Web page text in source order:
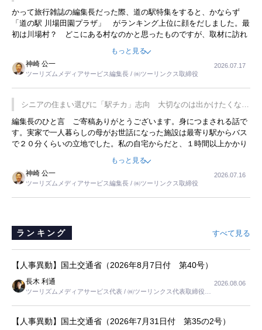
かって旅行雑誌の編集長だった際、道の駅特集をすると、かならず
「道の駅 川場田園プラザ」 がランキング上位に顔をだしました。最
初は川場村？ どこにある村なのかと思ったものですが、取材に訪れ
永井 彰一社長にインタビューしたら、興味深い話が次々が飛び出しま
した。プレゼンも巧みで、今でも思い出すことが２つあります。一つ
は、従業員に東京ディズニーランドを見学させ、サービス業、接客業
の何かを理解してもらっていることです。 もう一つは1800円もする
プレミアムヨーグルトを販売するにあたり、社内に懸念もあったそう
です。永井社長は、駐車場に都内ナンバーの高級外車が停まっている
ことに目をつけ、高級商品でも売れると確信したそうです。今回の記
事を懐かしく読みました。
もっと見る
神崎 公一
ツーリズムメディアサービス編集長 / ㈱ツーリンクス取締役
2026.07.17
シニアの住まい選びに「駅チカ」志向 大切なのは出かけたくなる
暮らし
編集長のひと言 ご寄稿ありがとうございます。身につまされる話で
す。実家で一人暮らしの母がお世話になった施設は最寄り駅からバス
で２０分くらいの立地でした。私の自宅からだと、１時間以上かかり
ました。母の住まいから近いという理由で、その施設を選択したので
すが、私と妹にとっては、半日仕事ででした。シニアの住まい選び
は、当人だけではなく、世話をする家族の足の便も考えない外池ない
と思いました。
もっと見る
神崎 公一
ツーリズムメディアサービス編集長 / ㈱ツーリンクス取締役
2026.07.16
ランキング すべて見る
【人事異動】国土交通省（2026年8月7日付 第40号）
長木 利通
ツーリズムメディアサービス代表 / ㈱ツーリンクス代表取締役社
2026.08.06
【人事異動】国土交通省（2026年7月31日付 第35の2号）